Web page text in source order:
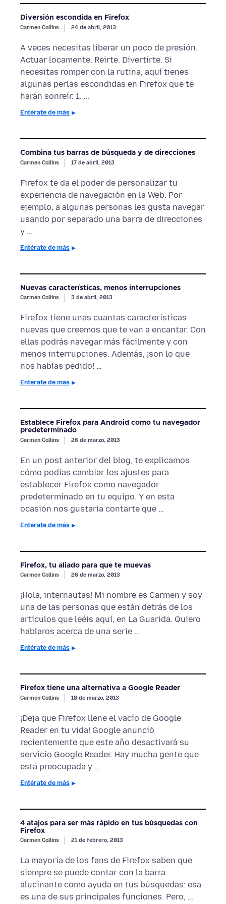
Diversión escondida en Firefox
Carmen Collins 24 de abril, 2013
A veces necesitas liberar un poco de presión.
Actuar locamente. Reirte. Divertirte. Si
necesitas romper con la rutina, aquí tienes
algunas perlas escondidas en Firefox que te
harán sonreír. 1. …
Entérate de más
Combina tus barras de búsqueda y de direcciones
Carmen Collins 17 de abril, 2013
Firefox te da el poder de personalizar tu
experiencia de navegación en la Web. Por
ejemplo, a algunas personas les gusta navegar
usando por separado una barra de direcciones
y …
Entérate de más
Nuevas características, menos interrupciones
Carmen Collins 3 de abril, 2013
Firefox tiene unas cuantas características
nuevas que creemos que te van a encantar. Con
ellas podrás navegar más fácilmente y con
menos interrupciones. Además, ¡son lo que
nos habías pedido! …
Entérate de más
Establece Firefox para Android como tu navegador
predeterminado
Carmen Collins 26 de marzo, 2013
En un post anterior del blog, te explicamos
cómo podías cambiar los ajustes para
establecer Firefox como navegador
predeterminado en tu equipo. Y en esta
ocasión nos gustaría contarte que …
Entérate de más
Firefox, tu aliado para que te muevas
Carmen Collins 26 de marzo, 2013
¡Hola, internautas! Mi nombre es Carmen y soy
una de las personas que están detrás de los
artículos que leéis aquí, en La Guarida. Quiero
hablaros acerca de una serie …
Entérate de más
Firefox tiene una alternativa a Google Reader
Carmen Collins 18 de marzo, 2013
¡Deja que Firefox llene el vacío de Google
Reader en tu vida! Google anunció
recientemente que este año desactivará su
servicio Google Reader. Hay mucha gente que
está preocupada y …
Entérate de más
4 atajos para ser más rápido en tus búsquedas con
Firefox
Carmen Collins 21 de febrero, 2013
La mayoría de los fans de Firefox saben que
siempre se puede contar con la barra
alucinante como ayuda en tus búsquedas: esa
es una de sus principales funciones. Pero, …